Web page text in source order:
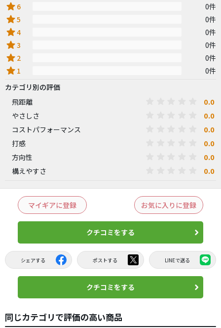
star 6 0件
star5 0件
star4 0件
star3 0件
star 2 0件
star 1
0件
カテゴリ別の評価
飛距離
0.0
やさしさ 0.0
コストパフォーマンス 0.0
打感 0.0
方向性 0.0
構えやすさ 0.0
マイギアに登録 お気に入りに登録
クチコミをする
シェアする ポストする LINEで送る
クチコミをする
同じカテゴリで評価の高い商品